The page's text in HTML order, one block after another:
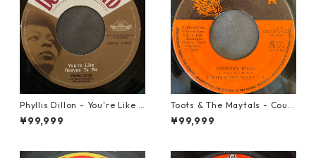
Phyllis Dillon - You're Like H
eaven To Me【7-21913】
¥99,999
Toots & The Maytals - Coun
try Road【7-21951】
¥99,999